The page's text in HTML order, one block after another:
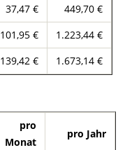
37,47 €
449,70 €
101,95 €
1.223,44 €
139,42 € 1.673,14 €
pro
Monat
pro Jahr